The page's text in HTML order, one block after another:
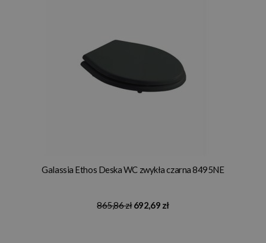
Galassia Ethos Deska WC zwykła czarna 8495NE
865,86 zł 692,69 zł